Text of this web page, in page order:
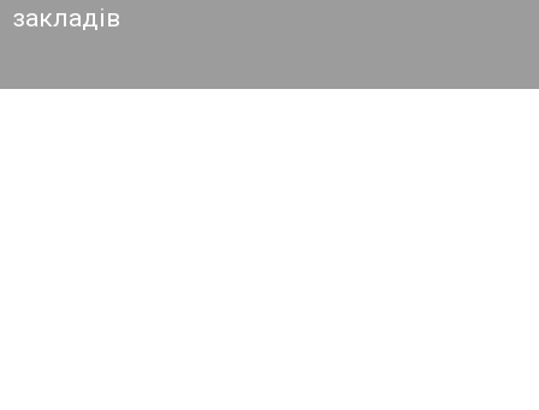
закладів